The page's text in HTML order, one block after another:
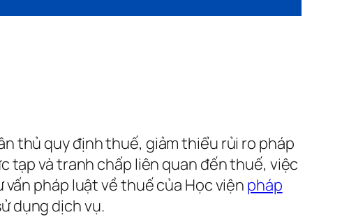
thủ quy định thuế, giảm thiểu rủi ro pháp
tạp và tranh chấp liên quan đến thuế, việc
pháp luật về thuế của Học viện pháp
dụng dịch vụ.